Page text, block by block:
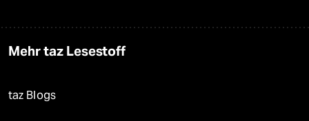
Mehr taz Lesestoff
taz Blogs